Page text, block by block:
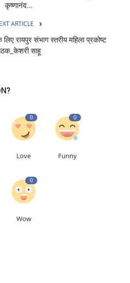
कृष्णानंद...
ARTICLE
रायपुर संभाग स्तरीय महिला प्रकोष्ट
साहू
0
Love
0
Funny
0
Wow